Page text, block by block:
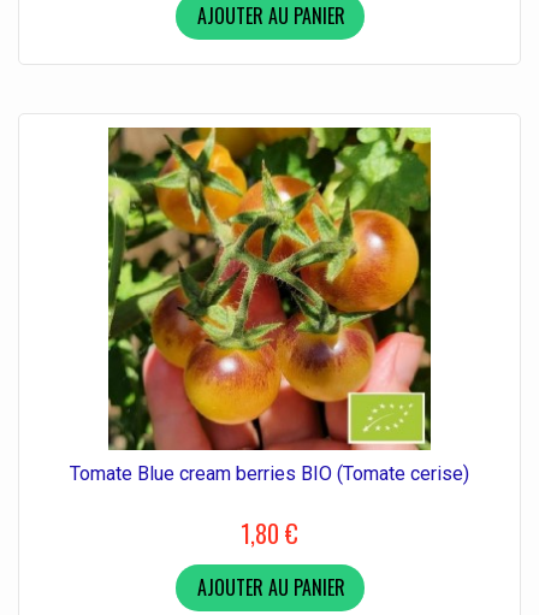
AJOUTER AU PANIER
Tomate Blue cream berries BIO (Tomate cerise)
1,80 €
AJOUTER AU PANIER